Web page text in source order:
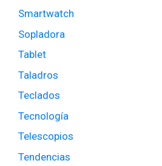
Smartwatch
Sopladora
Tablet
Taladros
Teclados
Tecnología
Telescopios
Tendencias